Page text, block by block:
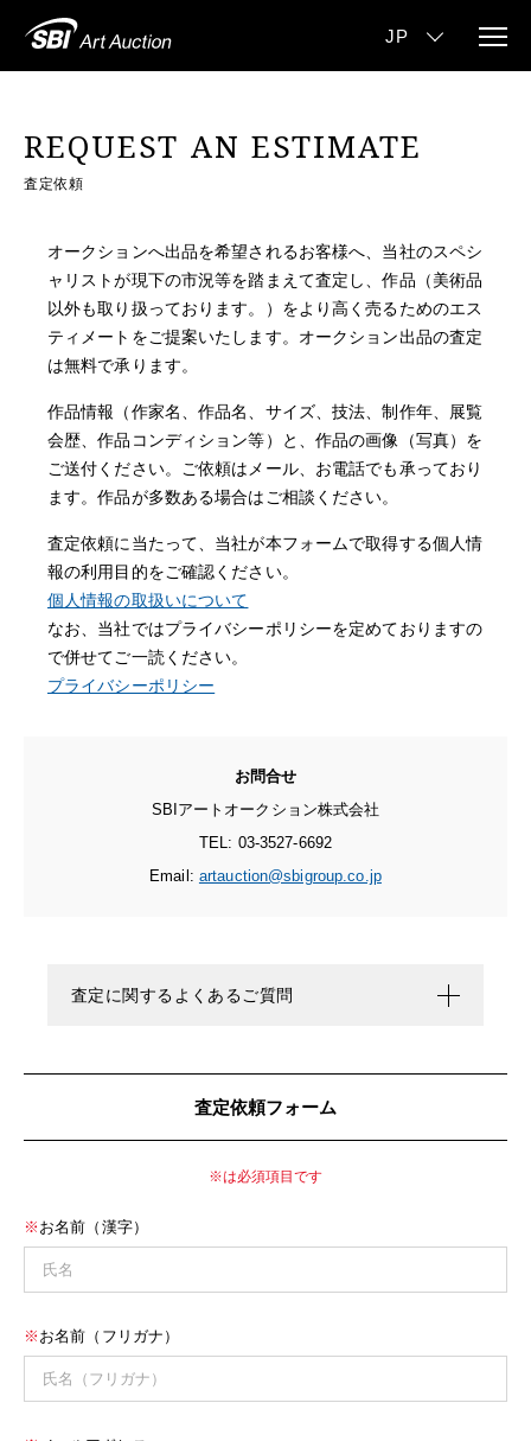
REQUEST AN ESTIMATE
査定依頼
オークションへ出品を希望されるお客様へ、当社のスペシ
ャリストが現下の市況等を踏まえて査定し、作品 （美術品
以外も取り扱っております。） をより高く売るためのエス
ティメートをご提案いたします。オークション出品の査定
は無料で承ります。
作品情報（作家名、作品名、サイズ、技法、制作年、展覧
会歴、作品コンディション等）と、作品の画像（写真）を
ご送付ください。ご依頼はメール、お電話でも承っており
ます。作品が多数ある場合はご相談ください。
査定依頼に当たって、当社が本フォームで取得する個人情
報の利用目的をご確認ください。
個人情報の取扱いについて
なお、当社ではプライバシーポリシーを定めておりますの
で併せてご一読ください。
プライバシーポリシー
お問合せ
SBIアートオークション株式会社
TEL: 03-3527-6692
Email: artauction@sbigroup.co.jp
査定に関するよくあるご質問
査定依頼フォーム
※は必須項目です
※ お名前（漢字）
※ お名前（フリガナ）